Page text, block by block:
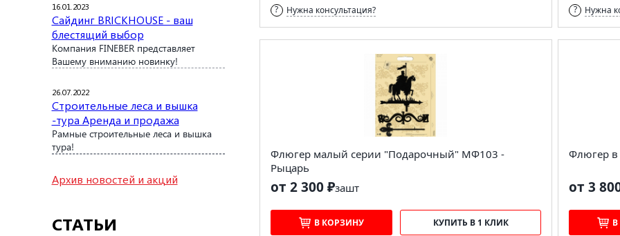
16.01.2023
Сайдинг BRICKHOUSE - ваш
блестящий выбор
Компания FINEBER представляет
Вашему вниманию новинку!
26.07.2022
Строительные леса и вышка
-тура Аренда и продажа
Рамные строительные леса и вышка
тура!
Архив новостей и акций
СТАТЬИ
Нужна консультация? Нужна
Флюгер малый серии "Подарочный" МФ103 -
Рыцарь
от 2 300 ₽зашт
В КОРЗИНУ КУПИТЬ В 1 КЛИК
Флюгер в
от 3